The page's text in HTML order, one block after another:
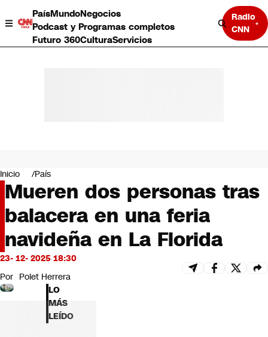
PaísMundoNegocios
Podcast y Programas completos
Futuro 360CulturaServicios
Radio
CNN
Negocios
Deportes
Programas completos
Cultura
Servicios
Bits
CNN tiempo
Futuro 360
Opinión
Inicio País
Mueren dos personas tras
balacera en una feria
navideña en La Florida
23- 12- 2025 18:30
Por Polet Herrera
LO
MÁS
LEÍDO